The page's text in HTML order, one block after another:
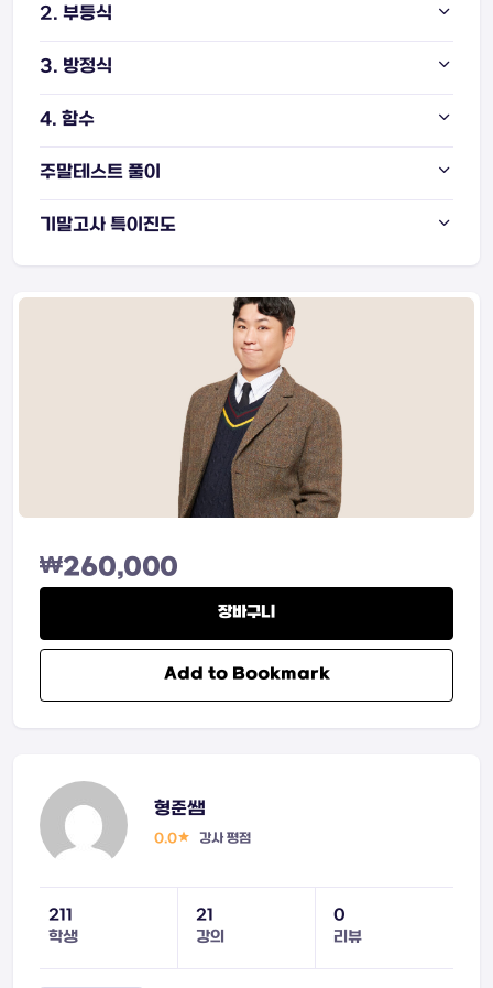
2. 부등식
3. 방정식
4. 함수
주말테스트 풀이
기말고사 특이진도
₩260,000
장바구니
Add to Bookmark
형준쌤
0.0 강사 평점
211
학생
21
강의
0
리뷰